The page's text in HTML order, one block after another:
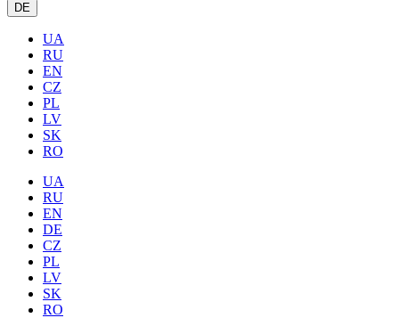
DE
UA
RU
EN
CZ
PL
LV
SK
RO
UA
RU
EN
DE
CZ
PL
LV
SK
RO